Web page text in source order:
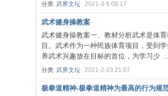
协
分类: 武界文坛 2021-3-5 08:17
武术健身操教案
武术健身操教案一、教材分析武术是体
目。武术作为一种民族体育项目，受到
养武术兴趣放在目标的首位，为学习少 ...
分类: 武界文坛 2021-2-23 21:07
极拳道精神-极拳道精神为最高的行为规